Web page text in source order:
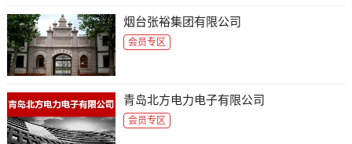
烟台张裕集团有限公司
会员专区
青岛北方电力电子有限公司
会员专区